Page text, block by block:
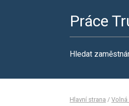
Práce
Hledat
Hlavní strana / Volná